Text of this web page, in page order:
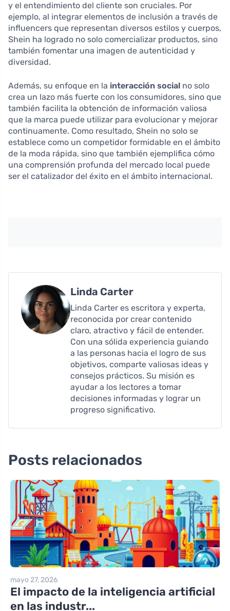
y el entendimiento del cliente son cruciales. Por
ejemplo, al integrar elementos de inclusión a través de
influencers que representan diversos estilos y cuerpos,
Shein ha logrado no solo comercializar productos, sino
también fomentar una imagen de autenticidad y
diversidad.
Además, su enfoque en la interacción social no solo
crea un lazo más fuerte con los consumidores, sino que
también facilita la obtención de información valiosa
que la marca puede utilizar para evolucionar y mejorar
continuamente. Como resultado, Shein no solo se
establece como un competidor formidable en el ámbito
de la moda rápida, sino que también ejemplifica cómo
una comprensión profunda del mercado local puede
ser el catalizador del éxito en el ámbito internacional.
Linda Carter
Linda Carter es escritora y experta,
reconocida por crear contenido
claro, atractivo y fácil de entender.
Con una sólida experiencia guiando
a las personas hacia el logro de sus
objetivos, comparte valiosas ideas y
consejos prácticos. Su misión es
ayudar a los lectores a tomar
decisiones informadas y lograr un
progreso significativo.
Posts relacionados
mayo 27, 2026
El impacto de la inteligencia artificial
en las industr...